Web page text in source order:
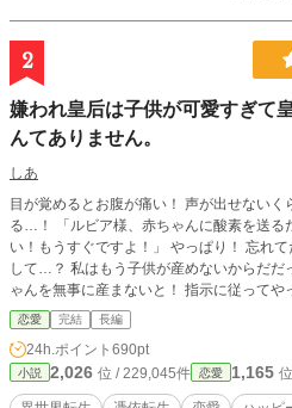
2
嫌われ皇后は子供が可愛すぎて
んてありません。
しあ
目が覚めるとお腹が痛い！ 声が出せない
る…！ 「ルビア様、赤ちゃんに酸素を送るためにゆっくり呼吸をしてくださ
い！もうすぐですよ！」 やっぱり！ 忘れてたけど、お産の痛みだ！ だけどどう
して…？ 私はもう子供が産めないからだだったのに…。 そん
ゃんを無事に産まないと！ 指示に従ってやっと生まれた赤ちゃんはすごく可愛
い。だけど、どう見ても日本人じゃない。 どうやら私は、わがままで嫌われ者
の皇后に憑依転生したようです。だけど、
で、構ってもらわなくて結構です。 なのに、どうして私を嫌ってる皇帝が部屋
に訪れてくるんですか！？しかも毎回イラ
当になんなの！？あなたに構っている時間なんて
恋愛 完結 長編
24h.ポイント 690pt
小説 2,026 位 / 229,045件 恋愛 1,165